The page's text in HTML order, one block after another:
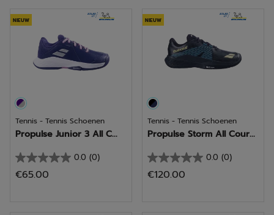
sterren.
sterren.
NIEUW
Tennis - Tennis Schoenen
Propulse Junior 3 All C...
0.0 (0)
0.0
van
€65.00
NIEUW
Tennis - Tennis Schoenen
Propulse Storm All Cour...
0.0 (0)
0.0
van
€120.00